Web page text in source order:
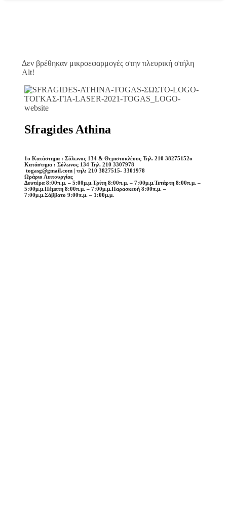
Δεν βρέθηκαν μικροεφαρμογές στην πλευρική στήλη
Alt!
Sfragides Athina
1o Κατάστημα : Σόλωνος 134 & Θεμιστοκλέους Τηλ. 210 38275152o
Κατάστημα : Σόλωνος 134 Τηλ. 210 3307978
togasg@gmail.com | τηλ: 210 3827515- 3301978
Ωράριο Λειτουργίας
Δευτέρα 8:00π.μ. – 5:00μ.μ.Τρίτη 8:00π.μ. – 7:00μ.μ.Τετάρτη 8:00π.μ. –
5:00μ.μ.Πέμπτη 8:00π.μ. – 7:00μ.μ.Παρασκευή 8:00π.μ. –
7:00μ.μ.Σάββατο 9:00π.μ. – 1:00μ.μ.